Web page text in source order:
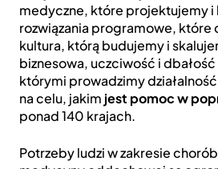
medyczne, które projektujemy i
rozwiązania programowe, które
kultura, którą budujemy i
biznesowa, uczciwość i
którymi prowadzimy
na celu, jakim jest pomoc w
ponad 140 krajach.
Potrzeby ludzi w zakresie